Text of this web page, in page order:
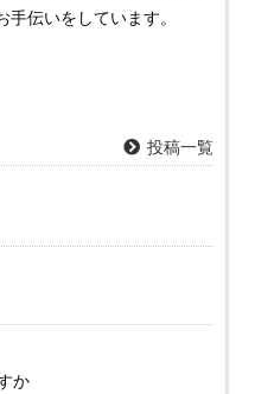
手伝いをしています。
投稿一覧
か